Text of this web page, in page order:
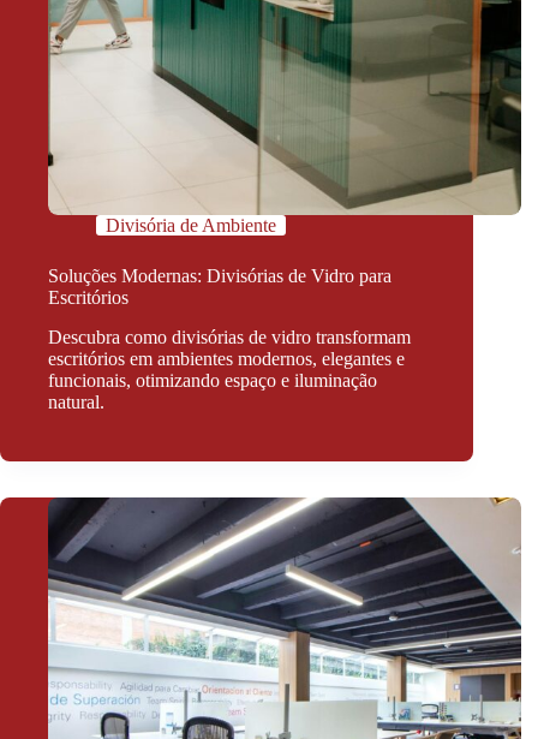
Divisória de Ambiente
Soluções Modernas: Divisórias de Vidro para
Escritórios
Descubra como divisórias de vidro transformam
escritórios em ambientes modernos, elegantes e
funcionais, otimizando espaço e iluminação
natural.